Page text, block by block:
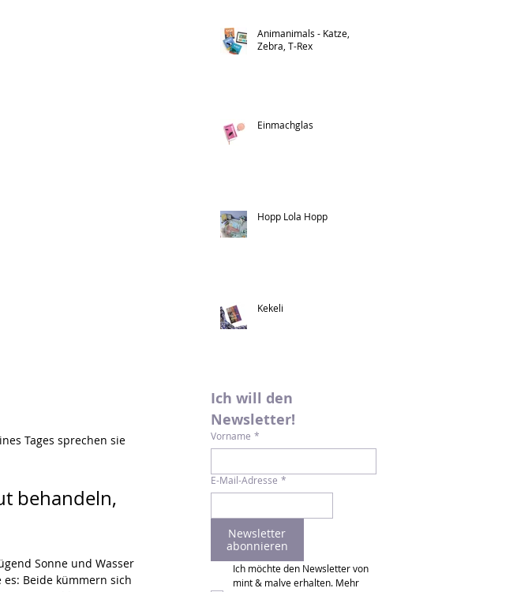
Tages sprechen sie
behandeln,
Sonne und Wasser
Beide kümmern sich
Animanimals - Katze,
Zebra, T-Rex
Einmachglas
Hopp Lola Hopp
Kekeli
Ich will den
Newsletter!
Vorname *
E-Mail-Adresse *
Newsletter
abonnieren
Ich möchte den Newsletter von
mint & malve erhalten. Mehr